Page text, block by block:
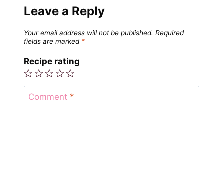
Leave a Reply
Your email address will not be published. Required
fields are marked *
Recipe rating
5
Stars
4
Stars
3
Stars
2
Stars
1
Star
Comment *